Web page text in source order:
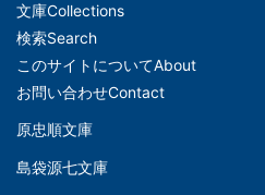
メ
イ
ン
ナ
ビ
文庫Collections
検索Search
このサイトについてAbout
お問い合わせContact
文
原忠順文庫
島袋源七文庫